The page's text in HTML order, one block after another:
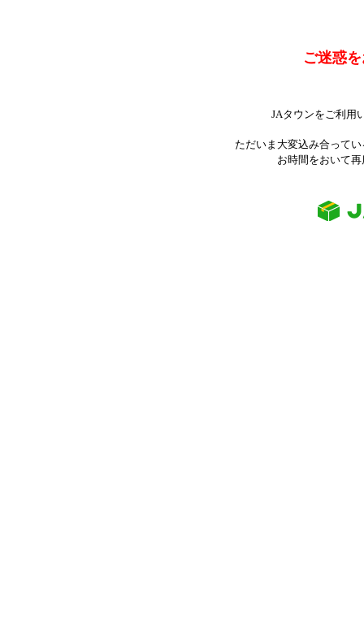
ご迷惑
JAタウンをご利用
ただいま大変込み合って
お時間をおいて